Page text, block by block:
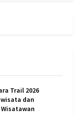
Trail 2026
dan